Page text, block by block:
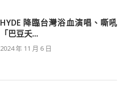
HYDE 降臨台灣浴血演唱、嘶吼
「巴豆夭...
2024 年 11 月 6 日